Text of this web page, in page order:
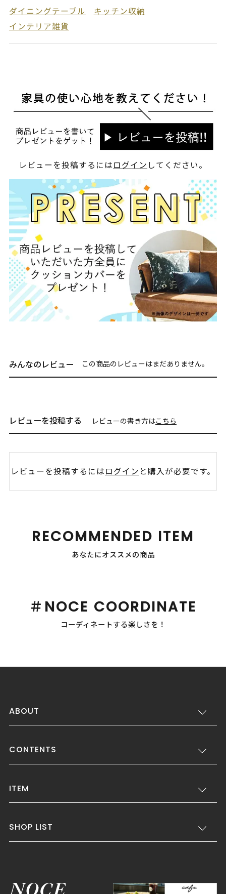
ダイニングテーブル
キッチン収納
インテリア雑貨
レビューを投稿するにはログイン してください。
みんなのレビュー この商品のレビューはまだありません。
レビューを投稿する レビューの書き方はこちら
レビューを投稿するにはログイン と購入が必要です。
RECOMMENDED ITEM
あなたにオススメの商品
＃NOCE COORDINATE
コーディネートする楽しさを！
ABOUT
CONTENTS
ITEM
SHOP LIST